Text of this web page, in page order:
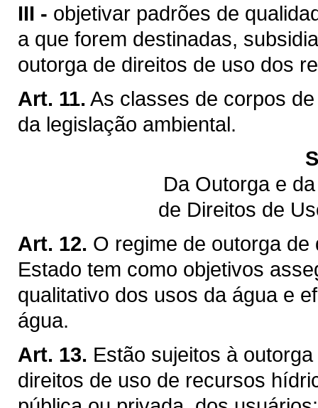
III - objetivar padrões de
a que forem destinadas,
outorga de direitos de uso dos
Art. 11. As classes de corpos
da legislação ambiental.
Da Outorga e
de Direitos de
Art. 12. O regime de outorga
Estado tem como objetivos
qualitativo dos usos da água e
água.
Art. 13. Estão sujeitos à
direitos de uso de recursos